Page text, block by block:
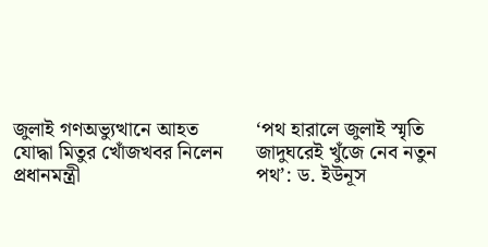
জুলাই গণঅভ্যুত্থানে আহত
যোদ্ধা মিতুর খোঁজখবর নিলেন
প্রধানমন্ত্রী
‘পথ হারালে জুলাই স্মৃতি
জাদুঘরেই খুঁজে নেব নতুন
পথ’: ড. ইউনূস